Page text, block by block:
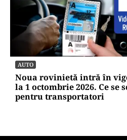
AUTO
Noua rovinietă intră în
la 1 octombrie 2026. Ce se
pentru transportatori